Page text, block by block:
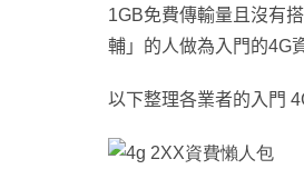
1GB免費傳輸量且沒有
輔 」的人做為入門的4G
以下整理各業者的入門